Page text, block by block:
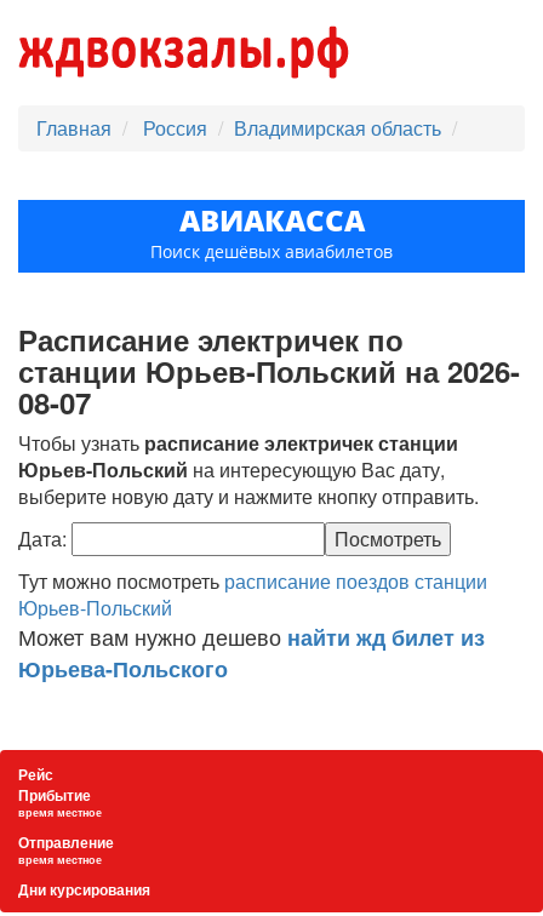
Главная Россия Владимирская область
АВИАКАССА
Поиск дешёвых авиабилетов
Расписание электричек по
станции Юрьев-Польский на 2026-
08-07
Чтобы узнать расписание электричек станции
Юрьев-Польский на интересующую Вас дату,
выберите новую дату и нажмите кнопку отправить.
Дата:
Тут можно посмотреть расписание поездов станции
Юрьев-Польский
Может вам нужно дешево найти жд билет из
Юрьева-Польского
Рейс
Прибытие
время местное
Отправление
время местное
Дни курсирования